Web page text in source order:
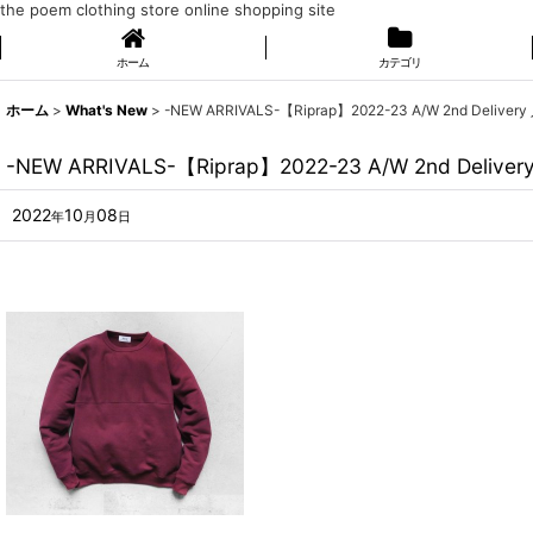
the poem clothing store online shopping site
ホーム カテゴリ
ホーム > What's New > -NEW ARRIVALS-【Riprap】2022-23 A/W 2nd Delivery
-NEW ARRIVALS-【Riprap】2022-23 A/W 2nd
2022年10 月08日